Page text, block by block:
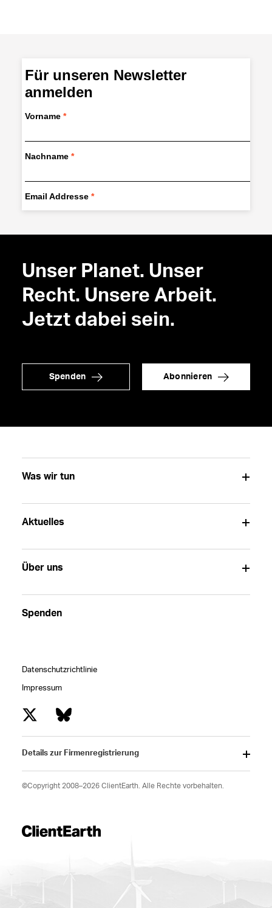
Unser Planet. Unser
Recht. Unsere Arbeit.
Jetzt dabei sein.
Spenden Abonnieren
Was wir tun
Aktuelles
Über uns
Spenden
Datenschutzrichtlinie
Impressum
Details zur Firmenregistrierung
©Copyright 2008–2026 ClientEarth. Alle Rechte vorbehalten.